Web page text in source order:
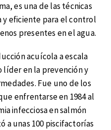
es una de las técnicas
y eficiente para el control
presentes en el agua.
acuícola a escala
líder en la prevención y
Fue uno de los
enfrentarse en 1984 al
infecciosa en salmón
a unas 100 piscifactorías